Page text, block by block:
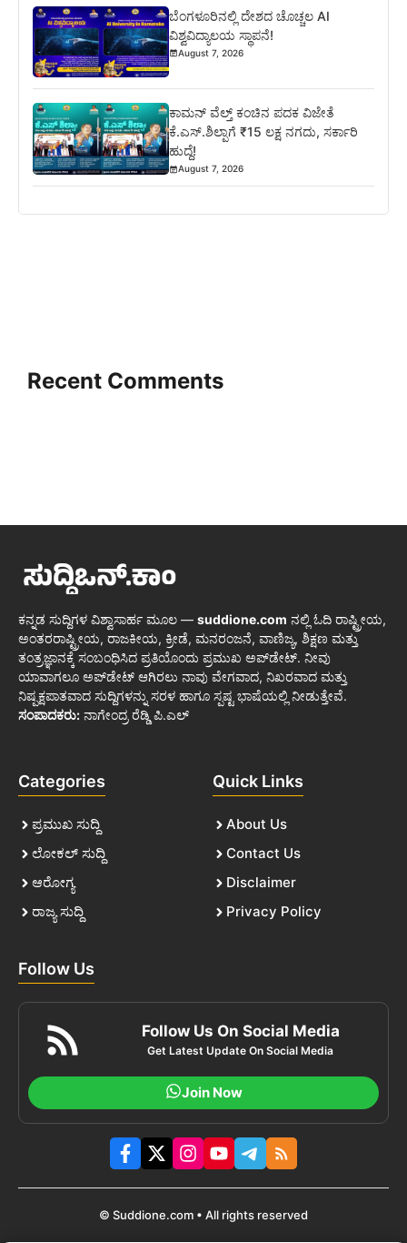
ಬೆಂಗಳೂರಿನಲ್ಲಿ ದೇಶದ ಚೊಚ್ಚಲ AI
ವಿಶ್ವವಿದ್ಯಾಲಯ ಸ್ಥಾಪನೆ!
August 7, 2026
ಕಾಮನ್ ವೆಲ್ತ್ ಕಂಚಿನ ಪದಕ ವಿಜೇತೆ
ಕೆ.ಎಸ್.ಶಿಲ್ಪಾಗೆ ₹15 ಲಕ್ಷ ನಗದು, ಸರ್ಕಾರಿ
ಹುದ್ದೆ!
August 7, 2026
Recent Comments
ಕನ್ನಡ ಸುದ್ದಿಗಳ ವಿಶ್ವಾಸಾರ್ಹ ಮೂಲ — suddione.com ನಲ್ಲಿ ಓದಿ ರಾಷ್ಟ್ರೀಯ,
ಅಂತರರಾಷ್ಟ್ರೀಯ, ರಾಜಕೀಯ, ಕ್ರೀಡೆ, ಮನರಂಜನೆ, ವಾಣಿಜ್ಯ, ಶಿಕ್ಷಣ ಮತ್ತು
ತಂತ್ರಜ್ಞಾನಕ್ಕೆ ಸಂಬಂಧಿಸಿದ ಪ್ರತಿಯೊಂದು ಪ್ರಮುಖ ಅಪ್‌ಡೇಟ್. ನೀವು
ಯಾವಾಗಲೂ ಅಪ್‌ಡೇಟ್ ಆಗಿರಲು ನಾವು ವೇಗವಾದ, ನಿಖರವಾದ ಮತ್ತು
ನಿಷ್ಪಕ್ಷಪಾತವಾದ ಸುದ್ದಿಗಳನ್ನು ಸರಳ ಹಾಗೂ ಸ್ಪಷ್ಟ ಭಾಷೆಯಲ್ಲಿ ನೀಡುತ್ತೇವೆ.
ಸಂಪಾದಕರು: ನಾಗೇಂದ್ರ ರೆಡ್ಡಿ ಪಿ.ಎಲ್
Categories
ಪ್ರಮುಖ ಸುದ್ದಿ
ಲೋಕಲ್ ಸುದ್ದಿ
ಆರೋಗ್ಯ
ರಾಜ್ಯ ಸುದ್ದಿ
Quick Links
About Us
Contact Us
Disclaimer
Privacy Policy
Follow Us
Follow Us On Social Media
Get Latest Update On Social Media
Join Now
© Suddione.com • All rights reserved